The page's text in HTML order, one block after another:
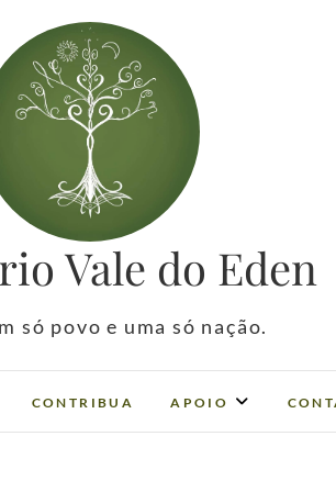
Vale do Eden
só povo e uma só nação.
CONTRIBUA APOIO